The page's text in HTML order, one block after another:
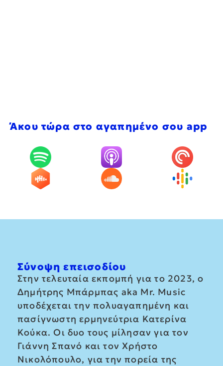
Άκου τώρα στο αγαπημένο σου app
Σύνοψη επεισοδίου
Στην τελευταία εκπομπή για το 2023, ο
Δημήτρης Μπάρμπας aka Mr. Music
υποδέχεται την πολυαγαπημένη και
πασίγνωστη ερμηνεύτρια Κατερίνα
Κούκα. Οι δυο τους μίλησαν για τον
Γιάννη Σπανό και τον Χρήστο
Νικολόπουλο, για την πορεία της